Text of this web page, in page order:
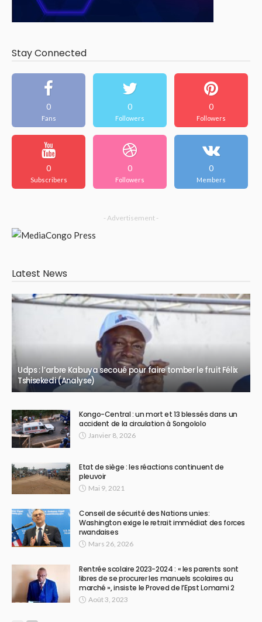
Stay Connected
0
Fans
0
Followers
0
Followers
0
Subscribers
0
Followers
0
Members
- Advertisement -
Latest News
Udps : l’arbre Kabuya secoué pour faire tomber le fruit Félix
Tshisekedi (Analyse)
Kongo-Central : un mort et 13 blessés dans un
accident de la circulation à Songololo
Janvier 8, 2026
Etat de siège : les réactions continuent de
pleuvoir
Mai 9, 2021
Conseil de sécurité des Nations unies:
Washington exige le retrait immédiat des forces
rwandaises
Mars 26, 2026
Rentrée scolaire 2023-2024 : « les parents sont
libres de se procurer les manuels scolaires au
marché », insiste le Proved de l’Epst Lomami 2
Août 3, 2023